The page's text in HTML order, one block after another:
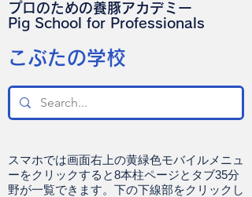
プロのための養豚アカデミー
​Pig School for Professionals
​こぶたの学校
スマホでは画面右上の黄緑色モバイルメニュ
ーをクリックすると8本柱ページとタブ35分
野が一覧できます。下の下線部をクリックし